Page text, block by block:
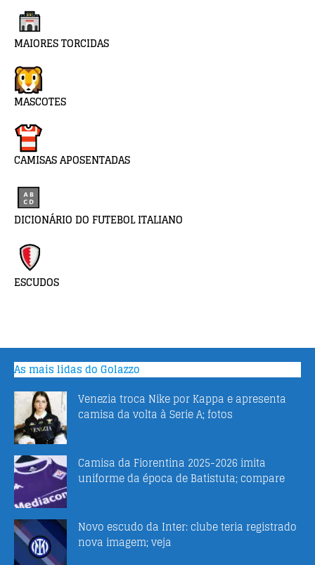
MAIORES TORCIDAS
MASCOTES
CAMISAS APOSENTADAS
DICIONÁRIO DO FUTEBOL ITALIANO
ESCUDOS
As mais lidas do Golazzo
Venezia troca Nike por Kappa e apresenta
camisa da volta à Serie A; fotos
Camisa da Fiorentina 2025-2026 imita
uniforme da época de Batistuta; compare
Novo escudo da Inter: clube teria registrado
nova imagem; veja